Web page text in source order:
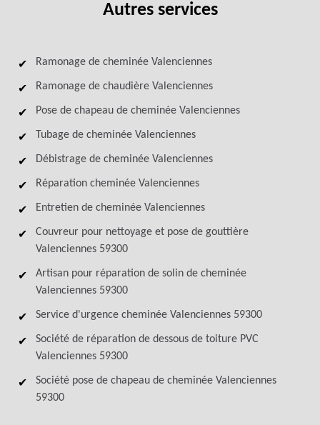
Autres services
Ramonage de cheminée Valenciennes
Ramonage de chaudière Valenciennes
Pose de chapeau de cheminée Valenciennes
Tubage de cheminée Valenciennes
Débistrage de cheminée Valenciennes
Réparation cheminée Valenciennes
Entretien de cheminée Valenciennes
Couvreur pour nettoyage et pose de gouttière
Valenciennes 59300
Artisan pour réparation de solin de cheminée
Valenciennes 59300
Service d'urgence cheminée Valenciennes 59300
Société de réparation de dessous de toiture PVC
Valenciennes 59300
Société pose de chapeau de cheminée Valenciennes
59300